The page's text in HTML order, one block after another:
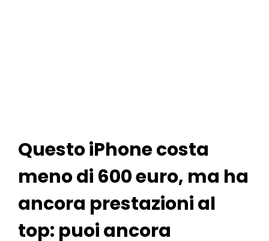
Questo iPhone costa
meno di 600 euro, ma ha
ancora prestazioni al
top: puoi ancora